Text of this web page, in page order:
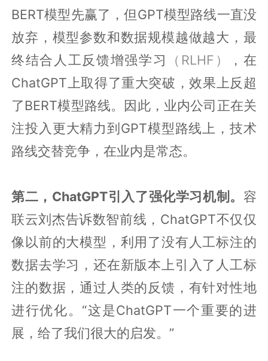
BERT模型先赢了，但GPT模型路线一直没
放弃，模型参数和数据规模越做越大，最
终结合人工反馈增强学习
（RLHF）
，在
ChatGPT上取得了重大突破，效果上反超
了BERT模型路线。因此，业内公司正在关
注投入更大精力到GPT模型路线上，技术
路线交替竞争，在业内是常态。
第二，ChatGPT引入了强化学习机制。 容
联云刘杰告诉数智前线，ChatGPT不仅仅
像以前的大模型，利用了没有人工标注的
数据去学习，还在新版本上引入了人工标
注的数据，通过人类的反馈，有针对性地
进行优化。“这是ChatGPT一个重要的进
展，给了我们很大的启发。”